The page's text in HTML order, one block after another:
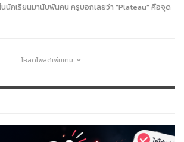
นักเรียนมานับพันคน ครูบอกเลยว่า "Plateau" คือจุด
โหลดโพสต์เพิ่มเติม